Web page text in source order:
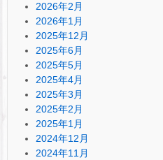
2026年2月
2026年1月
2025年12月
2025年6月
2025年5月
2025年4月
2025年3月
2025年2月
2025年1月
2024年12月
2024年11月